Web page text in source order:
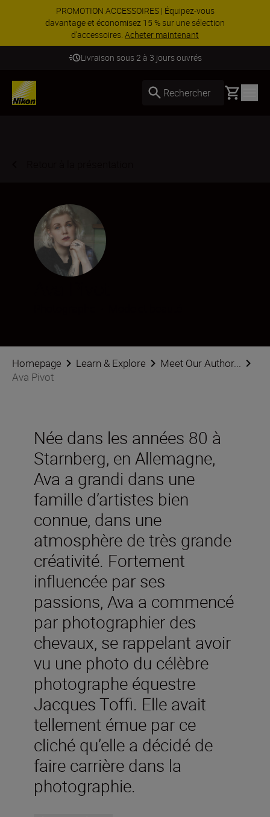
PROMOTION ACCESSOIRES | Équipez-vous
davantage et économisez 15 % sur une sélection
d’accessoires. Acheter maintenant
Livraison sous 2 à 3 jours ouvrés
Rechercher Basket
Homepage Learn & Explore
Meet Our Author...
Ava Pivot
Née dans les années 80 à
Starnberg, en Allemagne,
Ava a grandi dans une
famille d’artistes bien
connue, dans une
atmosphère de très grande
créativité. Fortement
influencée par ses
passions, Ava a commencé
par photographier des
chevaux, se rappelant avoir
vu une photo du célèbre
photographe équestre
Jacques Toffi. Elle avait
tellement émue par ce
cliché qu’elle a décidé de
faire carrière dans la
photographie.